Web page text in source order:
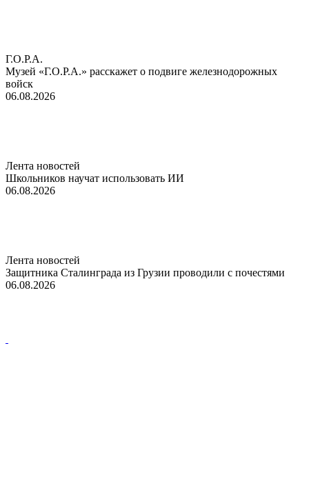
Г.О.Р.А.
Музей «Г.О.Р.А.» расскажет о подвиге железнодорожных
войск
06.08.2026
Лента новостей
Школьников научат использовать ИИ
06.08.2026
Лента новостей
Защитника Сталинграда из Грузии проводили с почестями
06.08.2026